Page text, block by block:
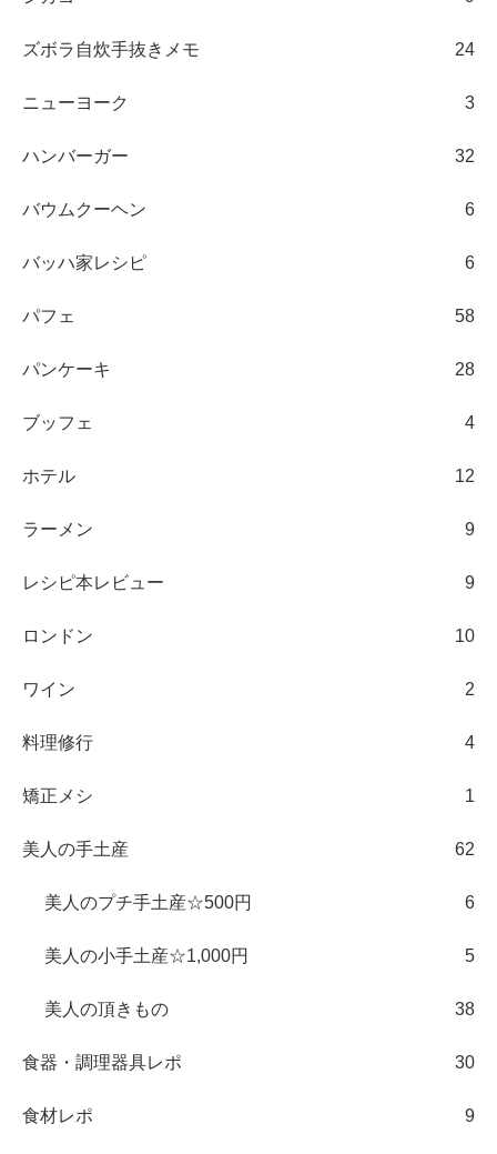
ズボラ自炊手抜きメモ 24
ニューヨーク 3
ハンバーガー 32
バウムクーヘン 6
バッハ家レシピ 6
パフェ 58
パンケーキ 28
ブッフェ 4
ホテル 12
ラーメン 9
レシピ本レビュー 9
ロンドン 10
ワイン 2
料理修行 4
矯正メシ 1
美人の手土産 62
美人のプチ手土産☆500円 6
美人の小手土産☆1,000円 5
美人の頂きもの 38
食器・調理器具レポ 30
食材レポ 9